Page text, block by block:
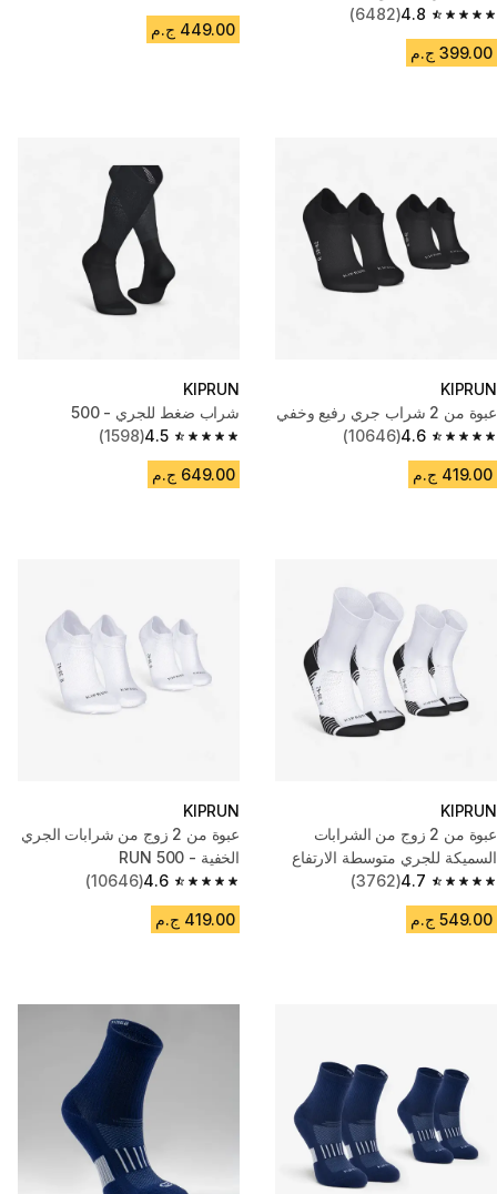
4.8
4.8 out of 5 stars from 6482 reviews
(6482)
399.00 ج.م
449.00 ج.م
KIPRUN
عبوة من 2 شراب جري رفيع وخفي
4.6
4.6 out of 5 stars from 10646 reviews
(10646)
419.00 ج.م
KIPRUN
شراب ضغط للجري - 500
4.5
4.5 out of 5 stars from 1598 reviews
(1598)
649.00 ج.م
KIPRUN
عبوة من 2 زوج من الشرابات
السميكة للجري متوسطة الارتفاع
4.7
4.7 out of 5 stars from 3762 reviews
(3762)
549.00 ج.م
KIPRUN
عبوة من 2 زوج من شرابات الجري
الخفية - RUN 500
4.6
4.6 out of 5 stars from 10646 reviews
(10646)
419.00 ج.م